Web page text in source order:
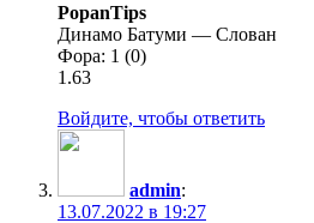
PopanTips
Динамо Батуми — Слован
Фора: 1 (0)
1.63
Войдите, чтобы ответить
admin:
13.07.2022 в 19:27